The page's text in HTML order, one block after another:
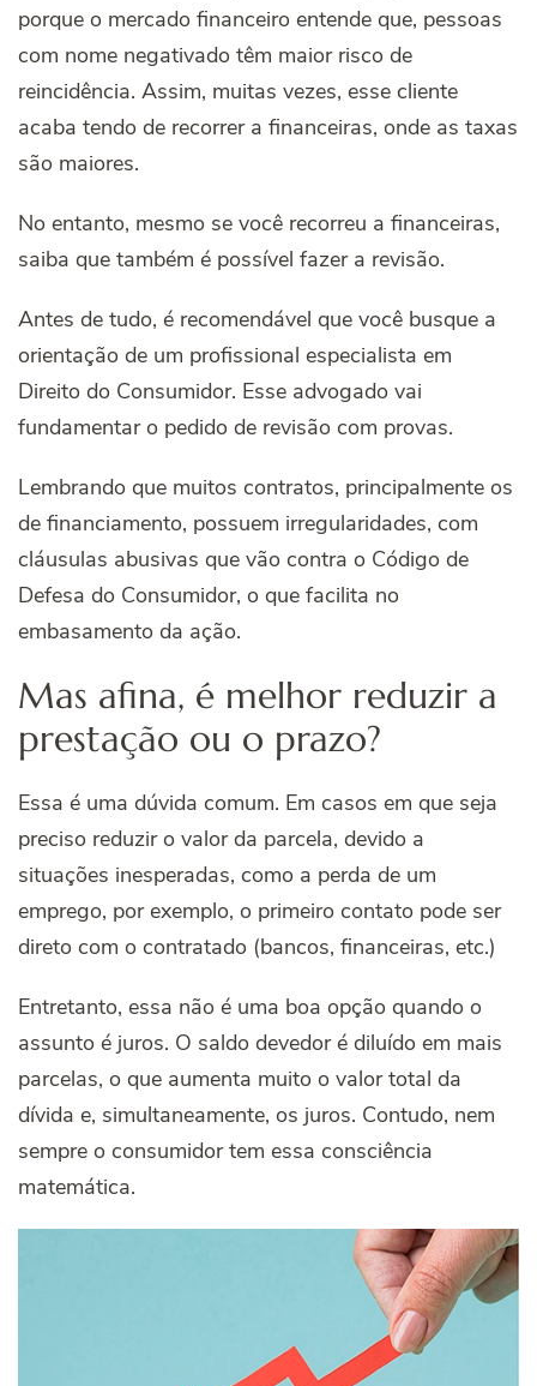
porque o mercado financeiro entende que, pessoas
com nome negativado têm maior risco de
reincidência. Assim, muitas vezes, esse cliente
acaba tendo de recorrer a financeiras, onde as taxas
são maiores.
No entanto, mesmo se você recorreu a financeiras,
saiba que também é possível fazer a revisão.
Antes de tudo, é recomendável que você busque a
orientação de um profissional especialista em
Direito do Consumidor. Esse advogado vai
fundamentar o pedido de revisão com provas.
Lembrando que muitos contratos, principalmente os
de financiamento, possuem irregularidades, com
cláusulas abusivas que vão contra o Código de
Defesa do Consumidor, o que facilita no
embasamento da ação.
Mas afina, é melhor reduzir a
prestação ou o prazo?
Essa é uma dúvida comum. Em casos em que seja
preciso reduzir o valor da parcela, devido a
situações inesperadas, como a perda de um
emprego, por exemplo, o primeiro contato pode ser
direto com o contratado (bancos, financeiras, etc.)
Entretanto, essa não é uma boa opção quando o
assunto é juros. O saldo devedor é diluído em mais
parcelas, o que aumenta muito o valor total da
dívida e, simultaneamente, os juros. Contudo, nem
sempre o consumidor tem essa consciência
matemática.